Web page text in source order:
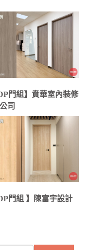
門組】賁華室內裝修
司
門組 】陳富宇設計